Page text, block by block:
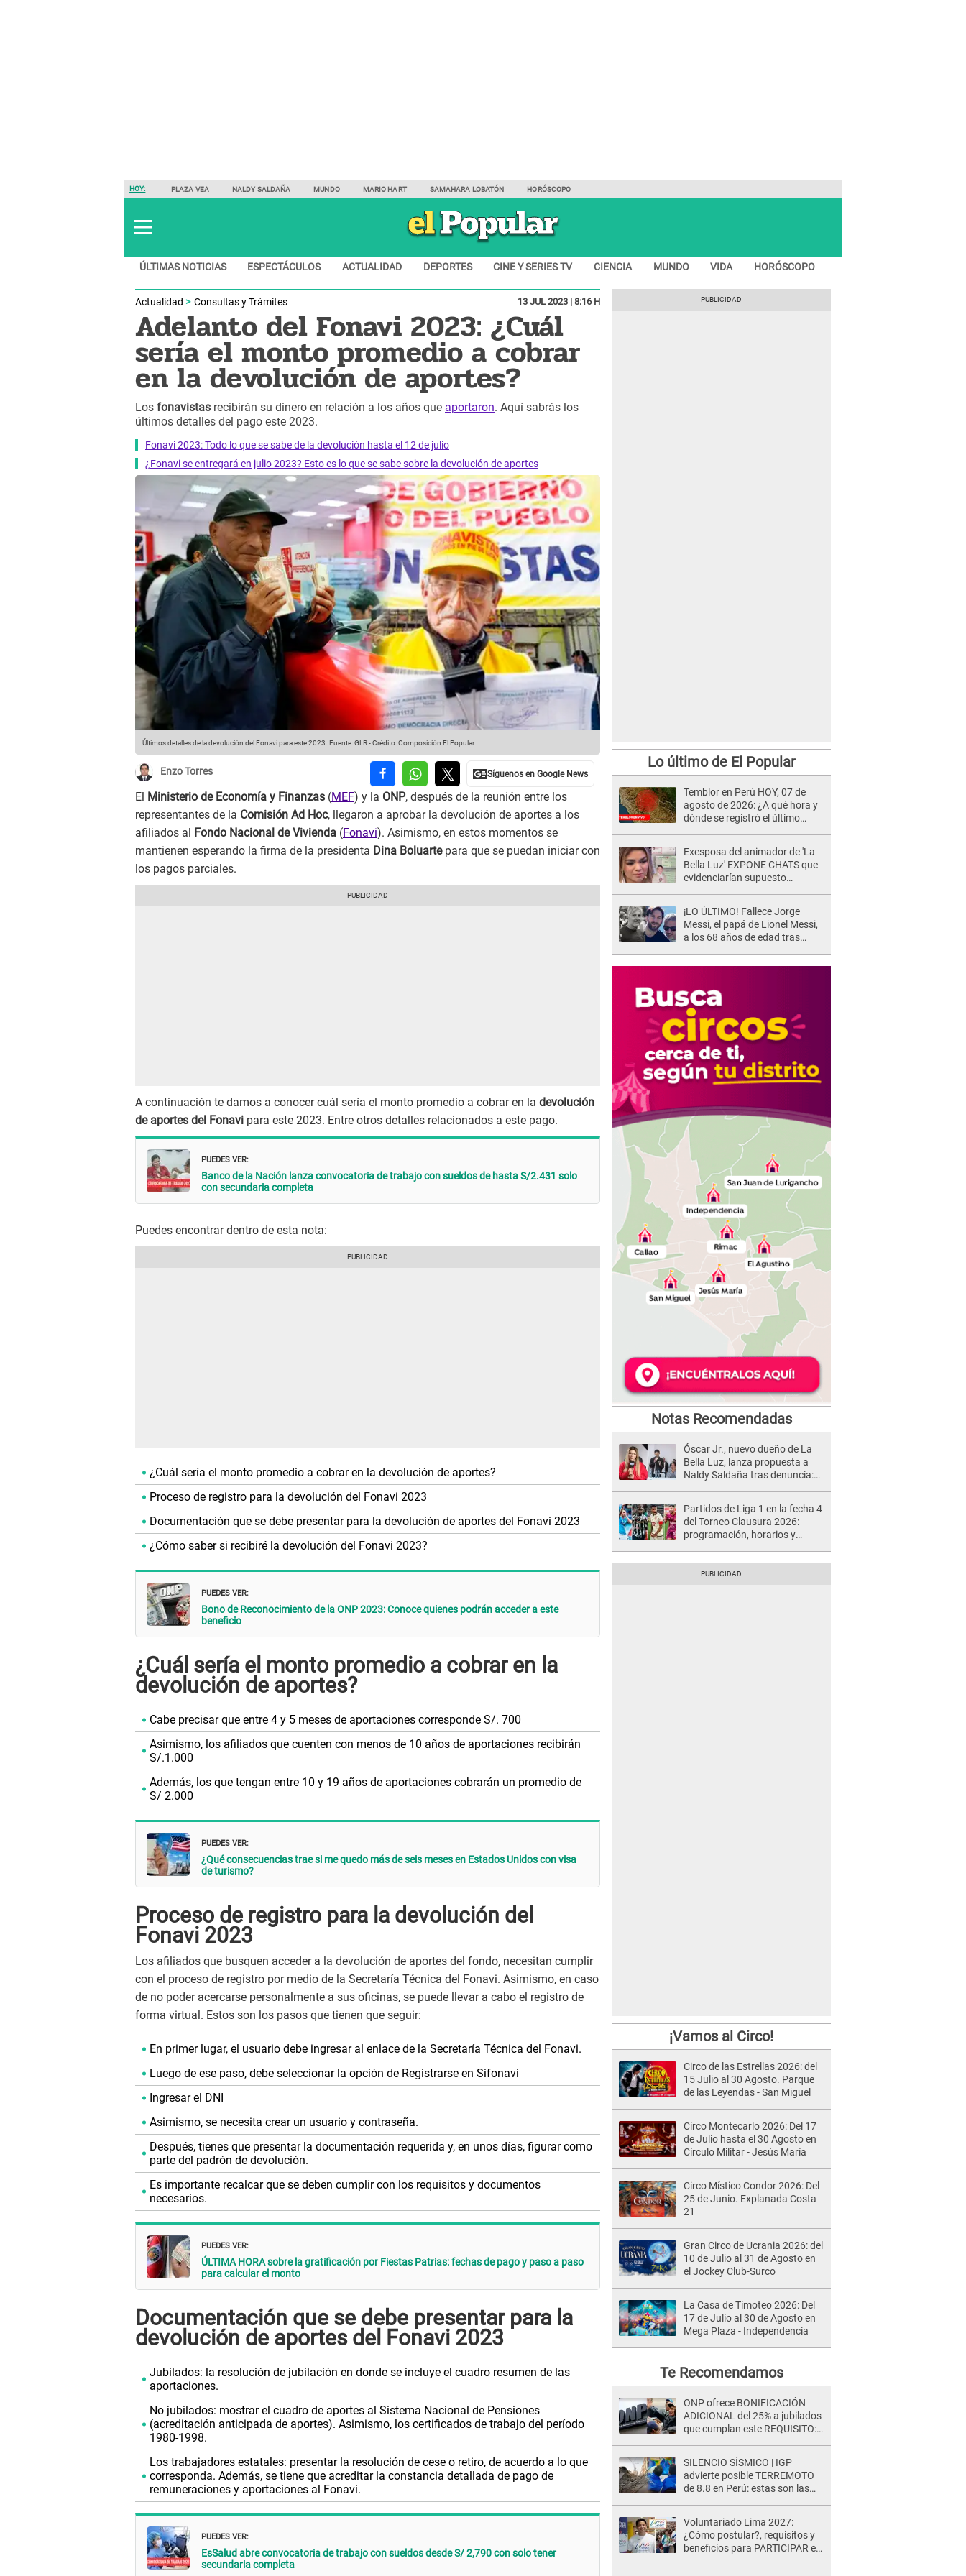
HOY: PLAZA VEA NALDY SALDAÑA MUNDO MARIO HART SAMAHARA LOBATÓN HORÓSCOPO
ÚLTIMAS NOTICIAS ESPECTÁCULOS ACTUALIDAD DEPORTES CINE Y SERIES TV CIENCIA MUNDO VIDA HORÓSCOPO
Actualidad Consultas y Trámites 13 JUL 2023 | 8:16 H
Adelanto del Fonavi 2023: ¿Cuál
sería el monto promedio a cobrar
en la devolución de aportes?
Los fonavistas recibirán su dinero en relación a los años que aportaron. Aquí sabrás los
últimos detalles del pago este 2023.
Fonavi 2023: Todo lo que se sabe de la devolución hasta el 12 de julio
¿Fonavi se entregará en julio 2023? Esto es lo que se sabe sobre la devolución de aportes
Últimos detalles de la devolución del Fonavi para este 2023. Fuente: GLR-Crédito: Composición El Popular
Enzo Torres
El Ministerio de Economía y Finanzas (MEF) y la ONP, después de la reunión entre los
representantes de la Comisión Ad Hoc, llegaron a aprobar la devolución de aportes a los
afiliados al
Fondo Nacional de Vivienda (Fonavi). Asimismo, en estos momentos se
mantienen esperando la firma de la presidenta Dina Boluartepara que se puedan iniciar con
los pagos parciales.
A continuación te damos a conocer cuál sería el monto promedio a cobrar en la devolución
de aportes del Fonavi para este 2023. Entre otros detalles relacionados a este pago.
PUEDES VER:
Banco de la Nación lanza convocatoria de trabajo con sueldos de hasta S/2.431 solo
con secundaria completa
Puedes encontrar dentro de esta nota:
¿Cuál sería el monto promedio a cobrar en la devolución de aportes?
Proceso de registro para la devolución del Fonavi 2023
Documentación que se debe presentar para la devolución de aportes del Fonavi 2023
¿Cómo saber si recibiré la devolución del Fonavi 2023?
PUEDES VER:
Bono de Reconocimiento de la ONP 2023: Conoce quienes podrán acceder a este
beneficio
¿Cuál sería el monto promedio a cobrar en la
devolución de aportes?
Cabe precisar que entre 4 y 5 meses de aportaciones corresponde S/. 700
Asimismo, los afiliados que cuenten con menos de 10 años de aportaciones recibirán
S/.1.000
Además, los que tengan entre 10 y 19 años de aportaciones cobrarán un promedio de
S/ 2.000
PUEDES VER:
¿Qué consecuencias trae si me quedo más de seis meses en Estados Unidos con visa
de turismo?
Proceso de registro para la devolución del
Fonavi 2023
Los afiliados que busquen acceder a la devolución de aportes del fondo, necesitan cumplir
con el proceso de registro por medio de la Secretaría Técnica del Fonavi. Asimismo, en caso
de no poder acercarse personalmente a sus oficinas, se puede llevar a cabo el registro de
forma virtual. Estos son los pasos que tienen que seguir:
En primer lugar, el usuario debe ingresar al enlace de la Secretaría Técnica del Fonavi.
Luego de ese paso, debe seleccionar la opción de Registrarse en Sifonavi
Ingresar el DNI
Asimismo, se necesita crear un usuario y contraseña.
Después, tienes que presentar la documentación requerida y, en unos días, figurar como
parte del padrón de devolución.
Es importante recalcar que se deben cumplir con los requisitos y documentos
necesarios.
PUEDES VER:
ÚLTIMA HORA sobre la gratificación por Fiestas Patrias: fechas de pago y paso a paso
para calcular el monto
Documentación que se debe presentar para la
devolución de aportes del Fonavi 2023
Jubilados: la resolución de jubilación en donde se incluye el cuadro resumen de las
aportaciones.
No jubilados: mostrar el cuadro de aportes al Sistema Nacional de Pensiones
(acreditación anticipada de aportes). Asimismo, los certificados de trabajo del período
1980-1998.
Los trabajadores estatales: presentar la resolución de cese o retiro, de acuerdo a lo que
corresponda. Además, se tiene que acreditar la constancia detallada de pago de
remuneraciones y aportaciones al Fonavi.
PUEDES VER:
EsSalud abre convocatoria de trabajo con sueldos desde S/ 2,790 con solo tener
secundaria completa
Lo último de El Popular
Temblor en Perú HOY, 07 de
agosto de 2026: ¿A qué hora y
dónde se registró el último
Exesposa del animador de 'La
Bella Luz' EXPONE CHATS que
evidenciarían supuesto
Saldaña, pese a tener pareja
¡LO ÚLTIMO! Fallece Jorge
Messi, el papá de Lionel Messi,
a los 68 años de edad tras
Notas Recomendadas
Óscar Jr., nuevo dueño de La
Bella Luz, lanza propuesta a
Naldy Saldaña tras denuncia:
Partidos de Liga 1 en la fecha 4
del Torneo Clausura 2026:
programación, horarios y
¡Vamos al Circo!
Circo de las Estrellas 2026: del
15 Julio al 30 Agosto. Parque
de las Leyendas - San Miguel
Circo Montecarlo 2026: Del 17
de Julio hasta el 30 Agosto en
Círculo Militar - Jesús María
Circo Místico Condor 2026: Del
25 de Junio. Explanada Costa
21
Gran Circo de Ucrania 2026: del
10 de Julio al 31 de Agosto en
el Jockey Club-Surco
La Casa de Timoteo 2026: Del
17 de Julio al 30 de Agosto en
Mega Plaza - Independencia
Te Recomendamos
ONP ofrece BONIFICACIÓN
ADICIONAL del 25% a jubilados
que cumplan este REQUISITO:
SILENCIO SÍSMICO | IGP
advierte posible TERREMOTO
de 8.8 en Perú: estas son las
Voluntariado Lima 2027:
¿Cómo postular?, requisitos y
beneficios para PARTICIPAR en